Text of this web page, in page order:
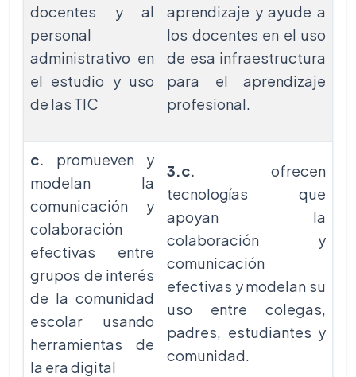
docentes y al
personal
administrativo en
el estudio y uso
de las TIC
aprendizaje y ayude a
los docentes en el uso
de esa infraestructura
para el aprendizaje
profesional.
c. promueven y
modelan la
comunicación y
colaboración
efectivas entre
grupos de interés
de la comunidad
escolar usando
herramientas de
la era digital
3.c. ofrecen
tecnologías que
apoyan la
colaboración y
comunicación
efectivas y modelan su
uso entre colegas,
padres, estudiantes y
comunidad.